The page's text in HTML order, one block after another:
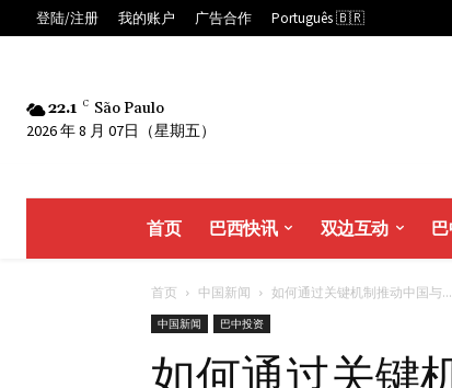
登陆/注册 我的账户 广告合作 Português 🇧🇷
22.1 C São Paulo
2026 年 8 月 07日（星期五）
首页 巴西快讯 双边互动
首页 中国新闻 如何通过关键机制推动中国与...
中国新闻 巴中投资
如何通过关键